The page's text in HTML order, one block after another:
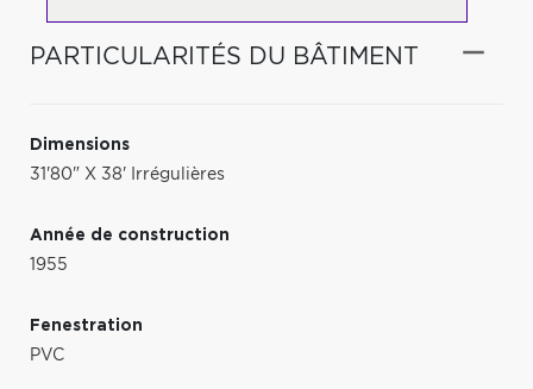
PARTICULARITÉS DU BÂTIMENT
Dimensions
31'80" X 38' Irrégulières
Année de construction
1955
Fenestration
PVC